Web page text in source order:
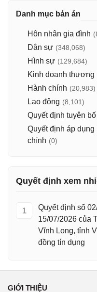
Danh mục bản án
Hôn nhân gia đình
Dân sự (348,068)
Hình sự (129,684)
Kinh doanh thương
Hành chính (20,983)
Lao động (8,101)
Quyết định tuyên
Quyết định áp
chính (0)
Quyết định xem
1
Quyết định số
15/07/2026 của
Vĩnh Long, tỉnh
đồng tín dụng
GIỚI THIỆU